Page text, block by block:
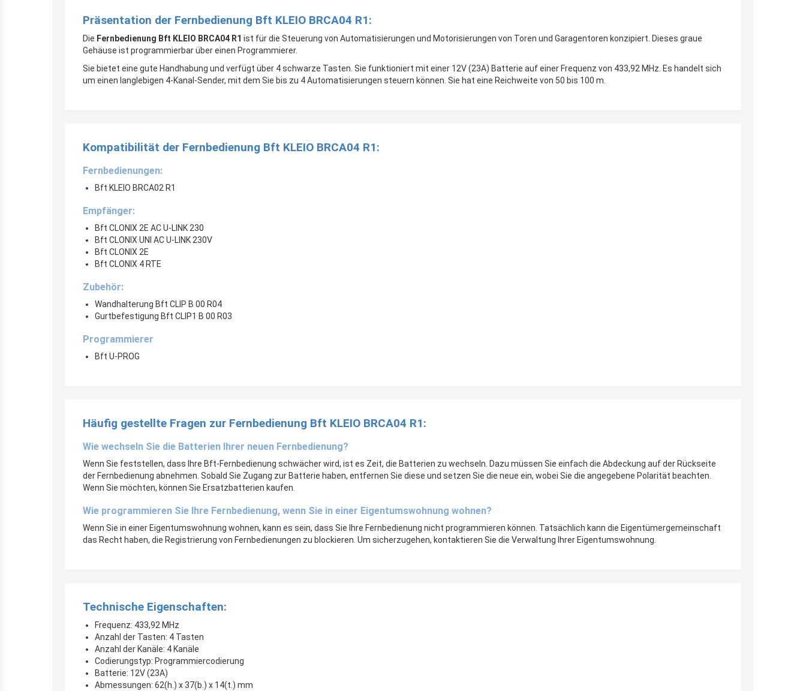
Präsentation der Fernbedienung Bft KLEIO BRCA04 R1:
Die Fernbedienung Bft KLEIO BRCA04 R1 ist für die Steuerung von Automatisierungen und Motorisierungen von Toren und Garagentoren konzipiert. Dieses graue
Gehäuse ist programmierbar über einen Programmierer.
Sie bietet eine gute Handhabung und verfügt über 4 schwarze Tasten. Sie funktioniert mit einer 12V (23A) Batterie auf einer Frequenz von 433,92 MHz. Es handelt sich
um einen langlebigen 4-Kanal-Sender, mit dem Sie bis zu 4 Automatisierungen steuern können. Sie hat eine Reichweite von 50 bis 100 m.
Kompatibilität der Fernbedienung Bft KLEIO BRCA04 R1:
Fernbedienungen:
Bft KLEIO BRCA02 R1
Empfänger:
Bft CLONIX 2E AC U-LINK 230
Bft CLONIX UNI AC U-LINK 230V
Bft CLONIX 2E
Bft CLONIX 4 RTE
Zubehör:
Wandhalterung Bft CLIP B 00 R04
Gurtbefestigung Bft CLIP1 B 00 R03
Programmierer
Bft U-PROG
Häufig gestellte Fragen zur Fernbedienung Bft KLEIO BRCA04 R1:
Wie wechseln Sie die Batterien Ihrer neuen Fernbedienung?
Wenn Sie feststellen, dass Ihre Bft-Fernbedienung schwächer wird, ist es Zeit, die Batterien zu wechseln. Dazu müssen Sie einfach die Abdeckung auf der Rückseite
der Fernbedienung abnehmen. Sobald Sie Zugang zur Batterie haben, entfernen Sie diese und setzen Sie die neue ein, wobei Sie die angegebene Polarität beachten.
Wenn Sie möchten, können Sie Ersatzbatterien kaufen.
Wie programmieren Sie Ihre Fernbedienung, wenn Sie in einer Eigentumswohnung wohnen?
Wenn Sie in einer Eigentumswohnung wohnen, kann es sein, dass Sie Ihre Fernbedienung nicht programmieren können. Tatsächlich kann die Eigentümergemeinschaft
das Recht haben, die Registrierung von Fernbedienungen zu blockieren. Um sicherzugehen, kontaktieren Sie die Verwaltung Ihrer Eigentumswohnung.
Technische Eigenschaften:
Frequenz: 433,92 MHz
Anzahl der Tasten: 4 Tasten
Anzahl der Kanäle: 4 Kanäle
Codierungstyp: Programmiercodierung
Batterie: 12V (23A)
Abmessungen: 62(h.) x 37(b.) x 14(t.) mm